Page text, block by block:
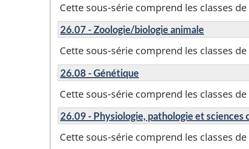
Cette sous-série comprend les classes
26.07 - Zoologie/biologie animale
Cette sous-série comprend les classes
26.08 - Génétique
Cette sous-série comprend les classes
26.09 - Physiologie, pathologie et sciences
Cette sous-série comprend les classes